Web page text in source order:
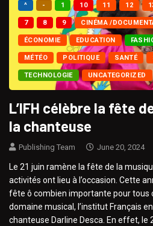
^ - 1 10 11 12
7 8 9 CINÉMA /
ÉCONOMIE EDUCATION
MÉTÉO POLITIQUE SANTÉ
TECHNOLOGIE UNCATEGORIZED
L’IFH célèbre la fête
la chanteuse
Publishing Team June 20, 2024
Le 21 juin ramène la fête de la
activités ont lieu à l’occasion. Cette
fête ô combien importante pour tous
domaine musical, l’institut Français
chanteuse Darline Desca. En effet, le